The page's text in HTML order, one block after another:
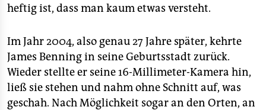
heftig ist, dass man kaum etwas versteht.
Im Jahr 2004, also genau 27 Jahre später, kehrte
James Benning in seine Geburtsstadt zurück.
Wieder stellte er seine 16-Millimeter-Kamera hin,
ließ sie stehen und nahm ohne Schnitt auf, was
geschah. Nach Möglichkeit sogar an den Orten, an